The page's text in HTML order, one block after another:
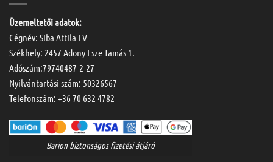
Üzemeltetői adatok:
Cégnév: Siba Attila EV
Székhely: 2457 Adony Esze Tamás 1.
Adószám:79740487-2-27
Nyilvántartási szám: 50326567
Telefonszám: +36 70 632 4782
Barion biztonságos fizetési átjáró